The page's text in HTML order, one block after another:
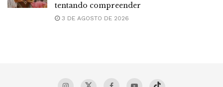
tentando compreender
3 DE AGOSTO DE 2026